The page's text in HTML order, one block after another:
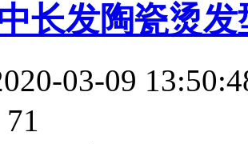
长发陶瓷烫
03-09
71